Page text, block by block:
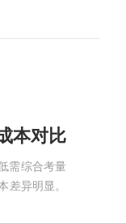
本对比​
需综合考量
差异明显。